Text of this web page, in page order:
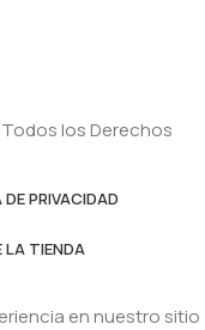
los Derechos
PRIVACIDAD
LA TIENDA
en nuestro sitio